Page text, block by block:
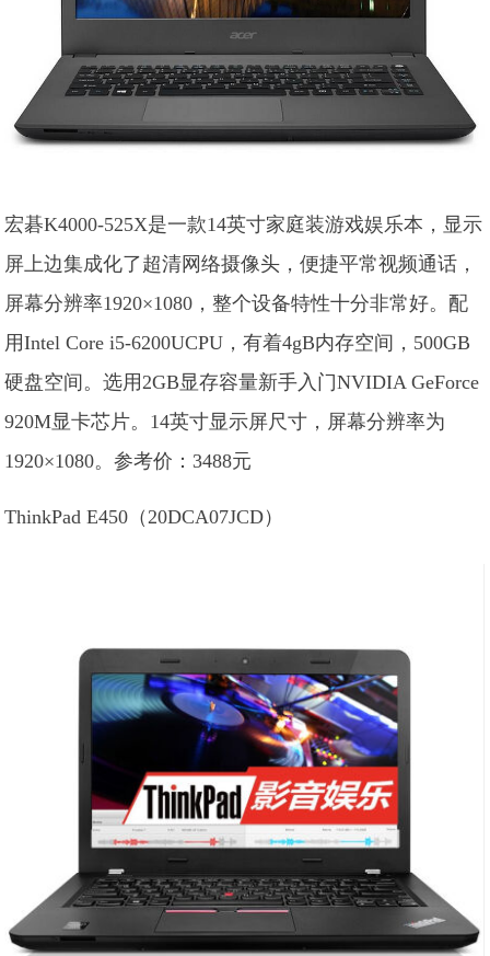
宏碁K4000-525X是一款14英寸家庭装游戏娱乐本，显示
屏上边集成化了超清网络摄像头，便捷平常视频通话，
屏幕分辨率1920×1080，整个设备特性十分非常好。配
用Intel Core i5-6200UCPU，有着4gB内存空间，500GB
硬盘空间。选用2GB显存容量新手入门NVIDIA GeForce
920M显卡芯片。14英寸显示屏尺寸，屏幕分辨率为
1920×1080。参考价：3488元
ThinkPad E450（20DCA07JCD）